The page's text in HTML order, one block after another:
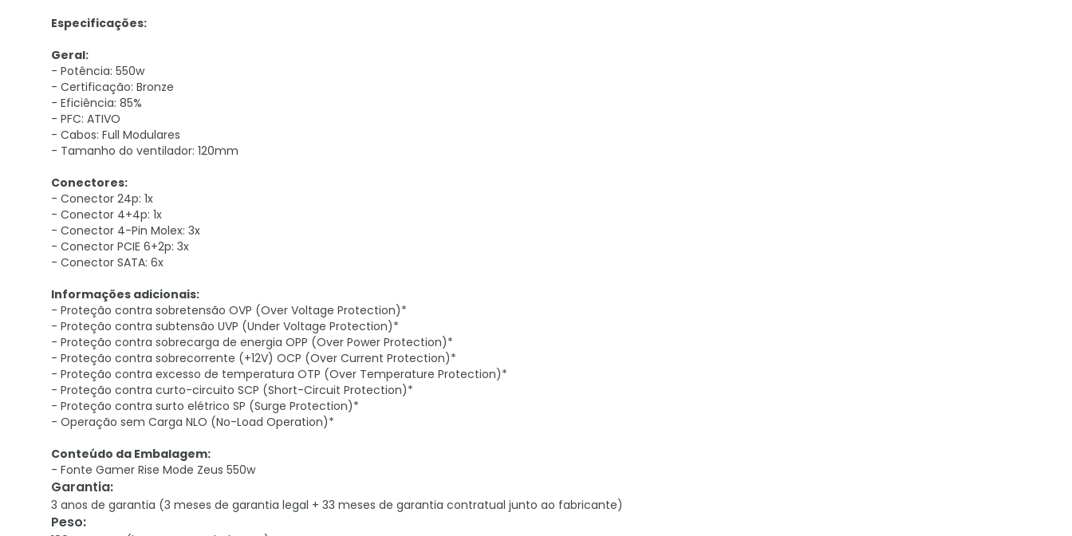
Especificações:
Geral:
- Potência: 550w
- Certificação: Bronze
- Eficiência: 85%
- PFC: ATIVO
- Cabos: Full Modulares
- Tamanho do ventilador: 120mm
Conectores:
- Conector 24p: 1x
- Conector 4+4p: 1x
- Conector 4-Pin Molex: 3x
- Conector PCIE 6+2p: 3x
- Conector SATA: 6x
Informações adicionais:
- Proteção contra sobretensão OVP (Over Voltage Protection)*
- Proteção contra subtensão UVP (Under Voltage Protection)*
- Proteção contra sobrecarga de energia OPP (Over Power Protection)*
- Proteção contra sobrecorrente (+12V) OCP (Over Current Protection)*
- Proteção contra excesso de temperatura OTP (Over Temperature Protection)*
- Proteção contra curto-circuito SCP (Short-Circuit Protection)*
- Proteção contra surto elétrico SP (Surge Protection)*
- Operação sem Carga NLO (No-Load Operation)*
Conteúdo da Embalagem:
- Fonte Gamer Rise Mode Zeus 550w
Garantia:
3 anos de garantia (3 meses de garantia legal + 33 meses de garantia contratual junto ao fabricante)
Peso: